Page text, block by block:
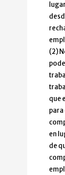
(2)
que
para
en
de